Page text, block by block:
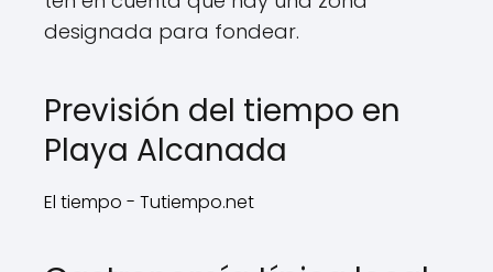
designada para fondear.
Previsión del tiempo en
Playa Alcanada
El tiempo - Tutiempo.net